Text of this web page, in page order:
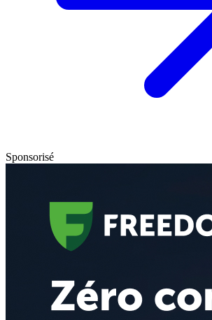
Sponsorisé